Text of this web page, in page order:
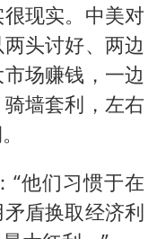
现实。中美对
头讨好、两边
场赚钱，一边
墙套利，左右
“他们习惯于在
盾换取经济利